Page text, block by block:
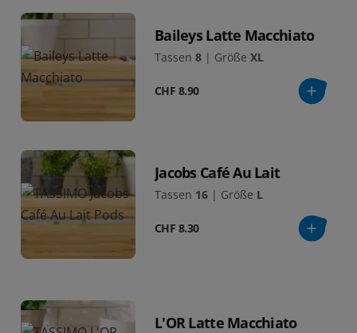
Baileys Latte Macchiato
Tassen 8 | Größe XL
CHF 8.90
Jacobs Café Au Lait
Tassen 16 | Größe L
CHF 8.30
L'OR Latte Macchiato